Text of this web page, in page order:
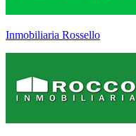
Inmobiliaria Rossello